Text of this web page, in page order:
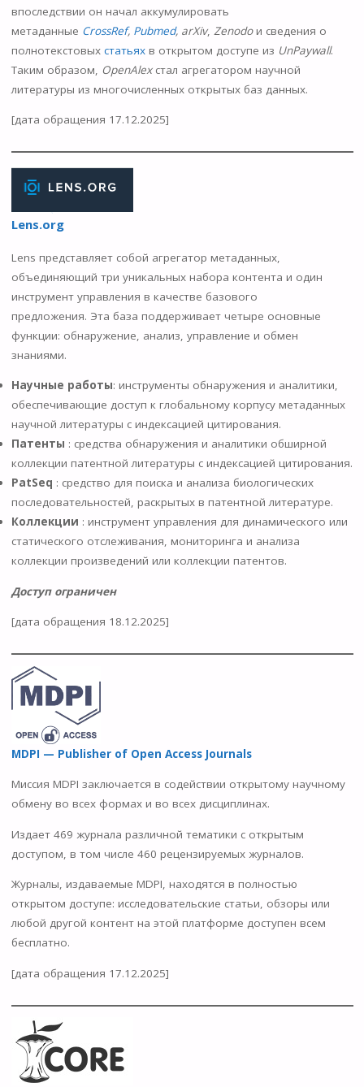
впоследствии он начал аккумулировать
метаданные CrossRef, Pubmed, arXiv, Zenodoи сведения о
полнотекстовых статьяхв открытом доступе из UnPaywall.
Таким образом, OpenAlexстал агрегатором научной
литературы из многочисленных открытых баз данных.
[дата обращения 17.12.2025]
Lens.org
Lens представляет собой агрегатор метаданных,
объединяющий три уникальных набора контента и один
инструмент управления в качестве базового
предложения. Эта база поддерживает четыре основные
функции: обнаружение, анализ, управление и обмен
знаниями.
Научные работы: инструменты обнаружения и аналитики,
обеспечивающие доступ к глобальному корпусу метаданных
научной литературы с индексацией цитирования.
Патенты : средства обнаружения и аналитики обширной
коллекции патентной литературы с индексацией цитирования.
PatSeq : средство для поиска и анализа биологических
последовательностей, раскрытых в патентной литературе.
Коллекции : инструмент управления для динамического или
статического отслеживания, мониторинга и анализа
коллекции произведений или коллекции патентов.
Доступ ограничен
[дата обращения 18.12.2025]
MDPI — Publisher of Open Access Journals
Миссия MDPI заключается в содействии открытому научному
обмену во всех формах и во всех дисциплинах.
Издает 469 журнала различной тематики с открытым
доступом, в том числе 460 рецензируемых журналов.
Журналы, издаваемые MDPI, находятся в полностью
открытом доступе: исследовательские статьи, обзоры или
любой другой контент на этой платформе доступен всем
бесплатно.
[дата обращения 17.12.2025]